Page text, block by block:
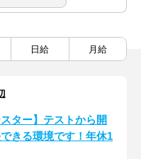
日給 月給
スター】テストから開
きる環境です！年休1